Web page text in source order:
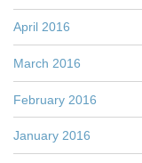
April 2016
March 2016
February 2016
January 2016